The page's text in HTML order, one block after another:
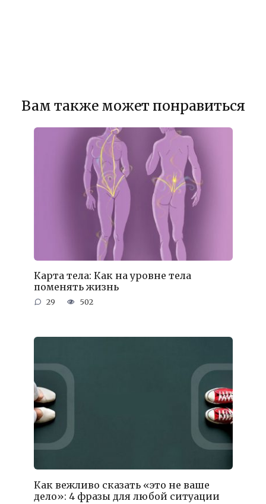
Вам также может понравиться
Карта тела: Как на уровне тела
поменять жизнь
29 502
Как вежливо сказать «это не ваше
дело»: 4 фразы для любой ситуации